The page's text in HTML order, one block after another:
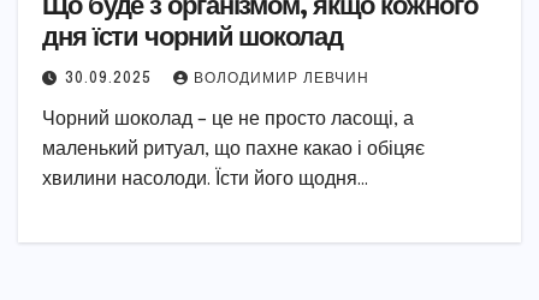
дня їсти чорний шоколад
30.09.2025 ВОЛОДИМИР ЛЕВЧИН
Чорний шоколад – це не просто ласощі, а
маленький ритуал, що пахне какао і обіцяє
хвилини насолоди. Їсти його щодня…